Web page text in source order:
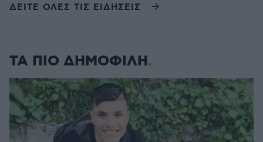
ΔΕΙΤΕ ΟΛΕΣ ΤΙΣ ΕΙΔΗΣΕΙΣ
ΤΑ ΠΙΟ ΔΗΜΟΦΙΛΗ